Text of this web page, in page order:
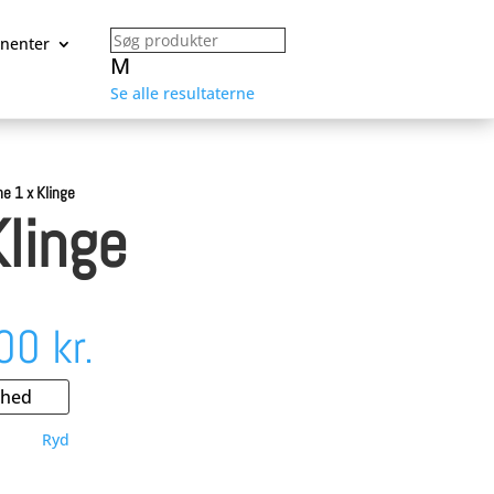
M
Se alle resultaterne
1 x Klinge
kr.
Ryd